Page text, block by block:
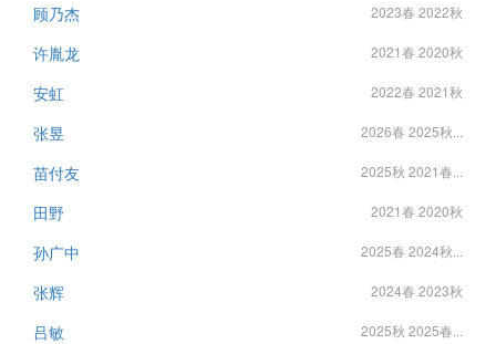
顾乃杰 2023春 2022秋
许胤龙 2021春 2020秋
安虹 2022春 2021秋
张昱 2026春 2025秋...
苗付友 2025秋 2021春...
田野 2021春 2020秋
孙广中 2025春 2024秋...
张辉 2024春 2023秋
吕敏 2025秋 2025春...